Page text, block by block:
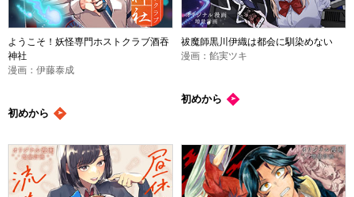
ようこそ！妖怪専門ホストクラブ酒吞
神社
漫画：伊藤泰成
初めから
祓魔師黒川伊織は都会に馴染めない
漫画：餡実ツキ
初めから